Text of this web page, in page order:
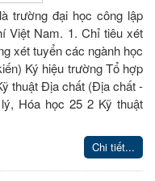
trường đại học công lập
Việt Nam. 1. Chỉ tiêu xét
xét tuyển các ngành học
Ký hiệu trường Tổ hợp
thuật Địa chất (Địa chất -
Hóa học 25 2 Kỹ thuật
Chi tiết...